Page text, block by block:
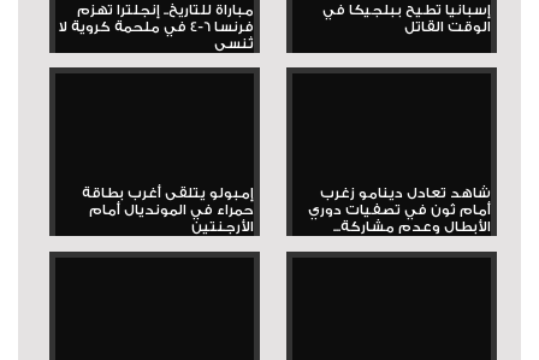
إسبانيا تطيح ببلجيكا في
الوقت القاتل
مباراة للتاريخ.. إنجلترا تهزم
فرنسا 6-4 في ملحمة كروية لا
تُنسى
شاهد تعادل دينامو زغرب
أمام ثون في تصفيات دوري
الأبطال وعدم مشاركة...
إمبولو يتلقى أغرب بطاقة
حمراء في المونديال أمام
الأرجنتين